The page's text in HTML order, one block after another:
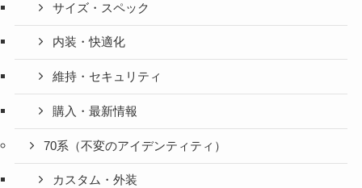
サイズ・スペック
内装・快適化
維持・セキュリティ
購入・最新情報
70系（不変のアイデンティティ）
カスタム・外装